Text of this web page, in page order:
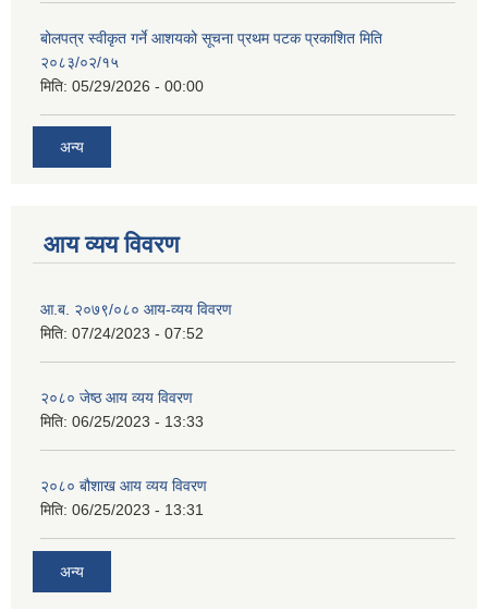
बोलपत्र स्वीकृत गर्ने आशयको सूचना प्रथम पटक प्रकाशित मिति
२०८३/०२/१५
मिति: 05/29/2026 - 00:00
अन्य
आय व्यय विवरण
आ.ब. २०७९/०८० आय-व्यय विवरण
मिति: 07/24/2023 - 07:52
२०८० जेष्ठ आय व्यय विवरण
मिति: 06/25/2023 - 13:33
२०८० बौशाख आय व्यय विवरण
मिति: 06/25/2023 - 13:31
अन्य